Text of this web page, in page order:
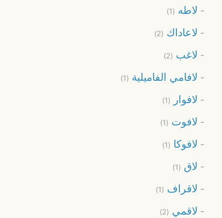
لاطه (1)
لاعاداك (2)
لاغب (2)
لافامي الفاميلية (1)
لافوار (1)
لافوت (1)
لافوكا (1)
لاق (1)
لاقراف (1)
لاقمي (2)